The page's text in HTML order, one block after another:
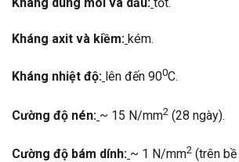
Kháng axit và kiềm: kém.
Kháng nhiệt độ: lên đến 900C.
Cường độ nén: ~ 15 N/mm2 (28 ngày).
Cường độ bám dính: ~ 1 N/mm2 (trên